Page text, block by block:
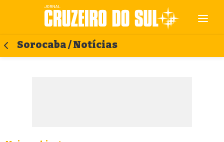
Sorocaba / Notícias